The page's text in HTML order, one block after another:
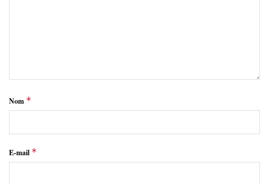
Nom *
E-mail *